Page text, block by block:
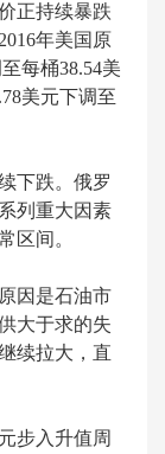
正持续暴跌
年美国原
每桶38.54美
美元下调至
下跌。俄罗
列重大因素
区间。
因是石油市
大于求的失
续拉大，直
步入升值周